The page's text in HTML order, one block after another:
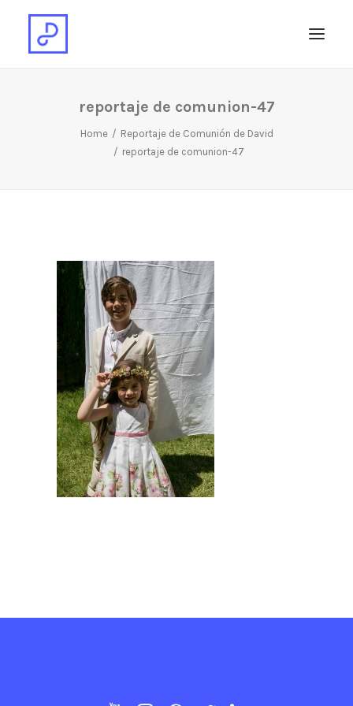
reportaje de comunion-47
Home
Reportaje de Comunión de David
reportaje de comunion-47